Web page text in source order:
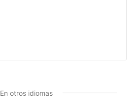
En otros idiomas